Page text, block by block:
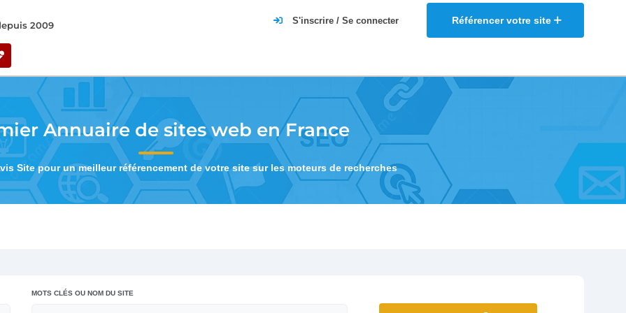
2009 Référencer votre site
S'inscrire / Se connecter
Annuaire de sites web en France
Site pour un meilleur référencement de votre site sur les moteurs de recherches
MOTS CLÉS OU NOM DU SITE